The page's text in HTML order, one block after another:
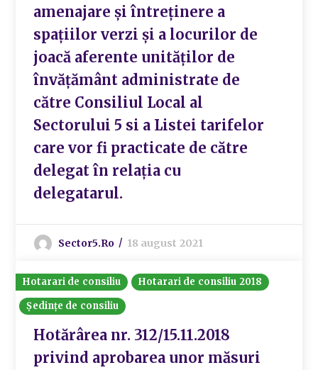
amenajare și întreținere a
spațiilor verzi și a locurilor de
joacă aferente unităților de
învățământ administrate de
către Consiliul Local al
Sectorului 5 si a Listei tarifelor
care vor fi practicate de către
delegat în relația cu
delegatarul.
Sector5.ro 18 august 2021
Hotarari de consiliu
Hotarari de consiliu 2018
Ședințe de consiliu
Hotărârea nr. 312/15.11.2018
privind aprobarea unor măsuri